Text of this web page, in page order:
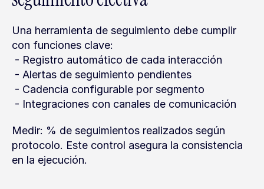
Una herramienta de seguimiento debe cumplir
con funciones clave:
- Registro automático de cada interacción
- Alertas de seguimiento pendientes
- Cadencia configurable por segmento
- Integraciones con canales de comunicación
Medir: % de seguimientos realizados según
protocolo. Este control asegura la consistencia
en la ejecución.